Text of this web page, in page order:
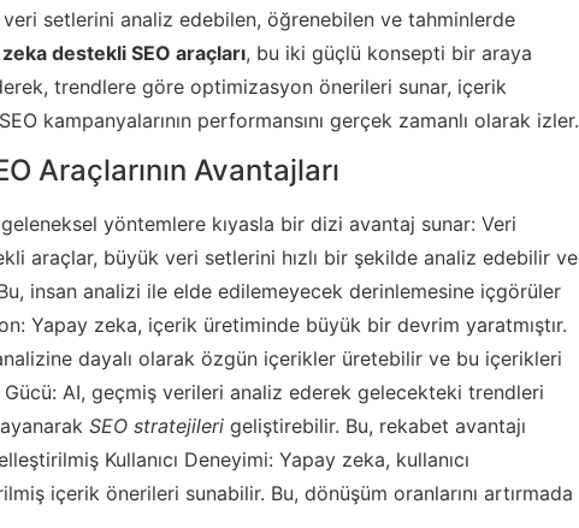
setlerini analiz edebilen, öğrenebilen ve tahminlerde
destekli SEO araçları, bu iki güçlü konsepti bir araya
trendlere göre optimizasyon önerileri sunar, içerik
kampanyalarının performansını gerçek zamanlı olarak izler.
Araçlarının Avantajları
yöntemlere kıyasla bir dizi avantaj sunar: Veri
araçlar, büyük veri setlerini hızlı bir şekilde analiz edebilir ve
insan analizi ile elde edilemeyecek derinlemesine içgörüler
Yapay zeka, içerik üretiminde büyük bir devrim yaratmıştır.
dayalı olarak özgün içerikler üretebilir ve bu içerikleri
AI, geçmiş verileri analiz ederek gelecekteki trendleri
SEO stratejileri geliştirebilir. Bu, rekabet avantajı
Kullanıcı Deneyimi: Yapay zeka, kullanıcı
içerik önerileri sunabilir. Bu, dönüşüm oranlarını artırmada